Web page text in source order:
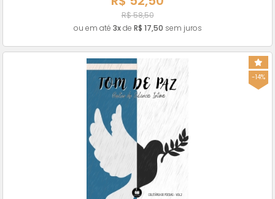
R$ 58,50
ou em até 3xde R$ 17,50 sem juros
-14%